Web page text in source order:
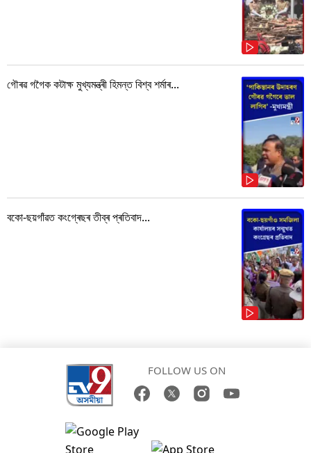
গৌৰৱ গগৈক কটাক্ষ মুখ্যমন্ত্ৰী হিমন্ত বিশ্ব শৰ্মাৰ...
বকো-ছয়গাঁৱত কংগ্ৰেছৰ তীব্ৰ প্ৰতিবাদ...
FOLLOW US ON